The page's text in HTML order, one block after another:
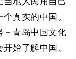
真实的中国。
－青岛中国文化
始了解中国、